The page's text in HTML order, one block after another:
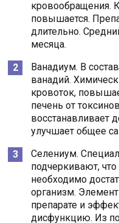
кровообращения.
повышается.
длительно.
месяца.
Ванадиум. В
ванадий.
кровоток,
печень от
восстанавливает
улучшает общее
Селениум.
подчеркивают,
необходимо
организм.
препарате и
дисфункцию. Из